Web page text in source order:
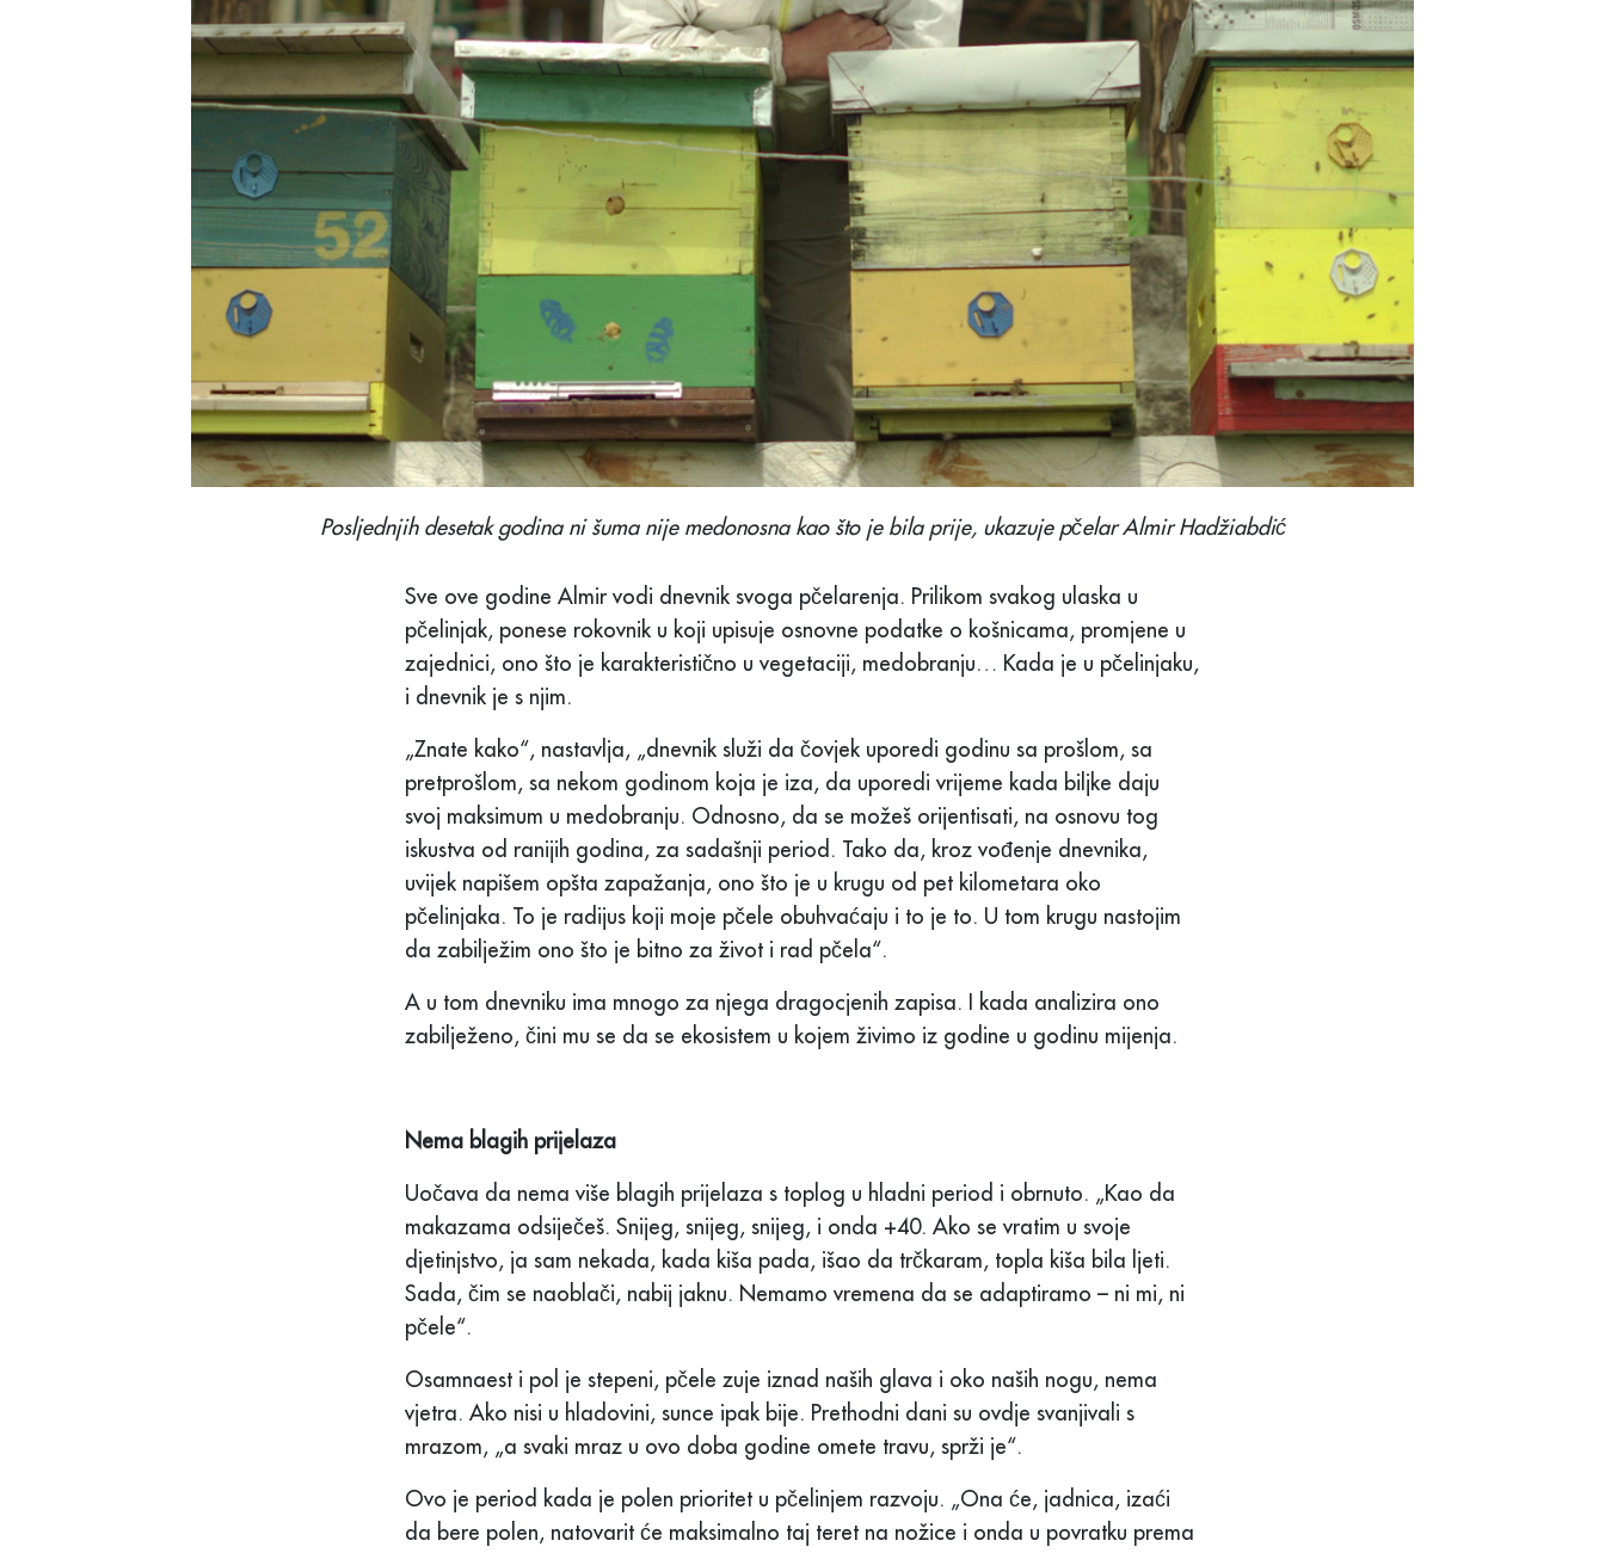
Posljednjih desetak godina ni šuma nije medonosna kao što je bila prije, ukazuje pčelar Almir Hadžiabdić
Sve ove godine Almir vodi dnevnik svoga pčelarenja. Prilikom svakog ulaska u
pčelinjak, ponese rokovnik u koji upisuje osnovne podatke o košnicama, promjene u
zajednici, ono što je karakteristično u vegetaciji, medobranju… Kada je u pčelinjaku,
i dnevnik je s njim.
„Znate kako“, nastavlja, „dnevnik služi da čovjek uporedi godinu sa prošlom, sa
pretprošlom, sa nekom godinom koja je iza, da uporedi vrijeme kada biljke daju
svoj maksimum u medobranju. Odnosno, da se možeš orijentisati, na osnovu tog
iskustva od ranijih godina, za sadašnji period. Tako da, kroz vođenje dnevnika,
uvijek napišem opšta zapažanja, ono što je u krugu od pet kilometara oko
pčelinjaka. To je radijus koji moje pčele obuhvaćaju i to je to. U tom krugu nastojim
da zabilježim ono što je bitno za život i rad pčela“.
A u tom dnevniku ima mnogo za njega dragocjenih zapisa. I kada analizira ono
zabilježeno, čini mu se da se ekosistem u kojem živimo iz godine u godinu mijenja.
Nema blagih prijelaza
Uočava da nema više blagih prijelaza s toplog u hladni period i obrnuto. „Kao da
makazama odsiječeš. Snijeg, snijeg, snijeg, i onda +40. Ako se vratim u svoje
djetinjstvo, ja sam nekada, kada kiša pada, išao da trčkaram, topla kiša bila ljeti.
Sada, čim se naoblači, nabij jaknu. Nemamo vremena da se adaptiramo – ni mi, ni
pčele“.
Osamnaest i pol je stepeni, pčele zuje iznad naših glava i oko naših nogu, nema
vjetra. Ako nisi u hladovini, sunce ipak bije. Prethodni dani su ovdje svanjivali s
mrazom, „a svaki mraz u ovo doba godine omete travu, sprži je“.
Ovo je period kada je polen prioritet u pčelinjem razvoju. „Ona će, jadnica, izaći
da bere polen, natovarit će maksimalno taj teret na nožice i onda u povratku prema